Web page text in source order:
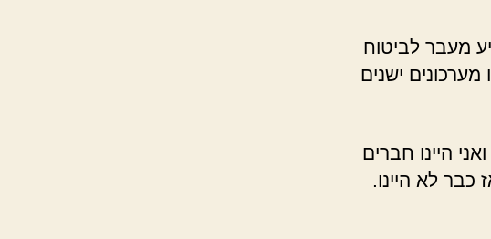
מעבר לביטוח
ישנים
היינו חברים
לא היינו.